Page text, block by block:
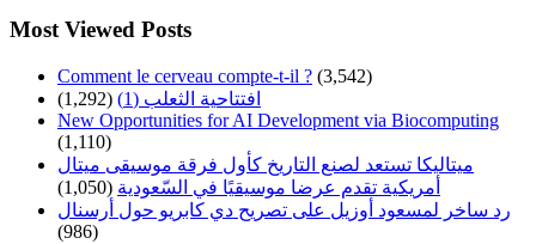
Most Viewed Posts
Comment le cerveau compte-t-il ? (3,542)
افتتاحية الثعلب (1)
(1,292)
New Opportunities for AI Development via Biocomputing
(1,110)
ميتاليكا تستعد لصنع التاريخ كأول فرقة موسيقى ميتال
أمريكية تقدم عرضا موسيقيًا في السّعودية (1,050)
رد ساخر لمسعود أوزيل على تصريح دي كابريو حول أرسنال
(986)